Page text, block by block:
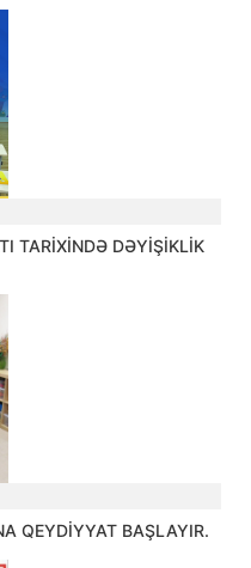
TARİXİNDƏ DƏYİŞİKLİK
QEYDİYYAT BAŞLAYIR.